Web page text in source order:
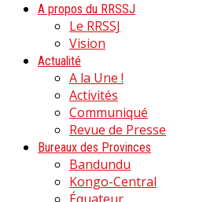
A propos du RRSSJ
Le RRSSJ
Vision
Actualité
A la Une !
Activités
Communiqué
Revue de Presse
Bureaux des Provinces
Bandundu
Kongo-Central